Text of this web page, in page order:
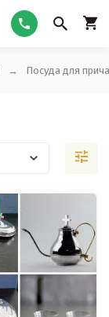
Посуда для